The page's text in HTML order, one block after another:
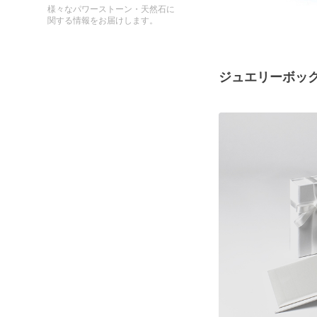
様々なパワーストーン・天然石に
関する情報をお届けします。
ジュエリーボッ